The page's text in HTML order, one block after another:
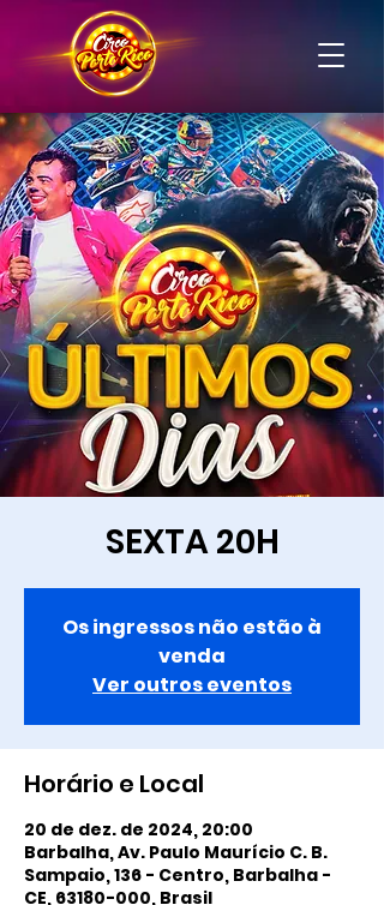
SEXTA 20H
Os ingressos não estão à
venda
Ver outros eventos
Horário e Local
20 de dez. de 2024, 20:00
Barbalha, Av. Paulo Maurício C. B.
Sampaio, 136 - Centro, Barbalha -
CE, 63180-000, Brasil